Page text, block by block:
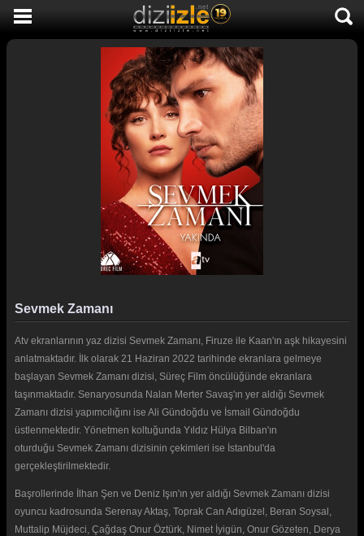
SON EKLENEN DİZİLER
GENÇLİK
DİZİ HABERLERİ
Sevmek Zamanı
Atv ekranlarının yaz dizisi Sevmek Zamanı, Firuze ile Kaan'ın aşk hikayesini
anlatmaktadır. İlk olarak 21 Haziran 2022 tarihinde ekranlara gelmeye
başlayan Sevmek Zamanı dizisi, Süreç Film öncülüğünde ekranlara
taşınmaktadır. Senaryosunda Nalan Merter Savaş'ın yer aldığı Sevmek
Zamanı dizisi yapımcılığını ise Ali Gündoğdu ve İsmail Gündoğdu
üstlenmektedir. Yönetmen koltuğunda Yıldız Hülya Bilban'ın
oturduğu Sevmek Zamanı dizisinin çekimleri ise İstanbul'da
gerçekleştirilmektedir.
Başrollerinde İlhan Şen ve Deniz Işın'ın yer aldığı Sevmek Zamanı dizisi
oyuncu kadrosunda Serenay Aktaş, Toprak Can Adıgüzel, Beran Soysal,
Muttalip Müjdeci, Çağdaş Onur Öztürk, Nimet İyigün, Onur Gözeten, Derya